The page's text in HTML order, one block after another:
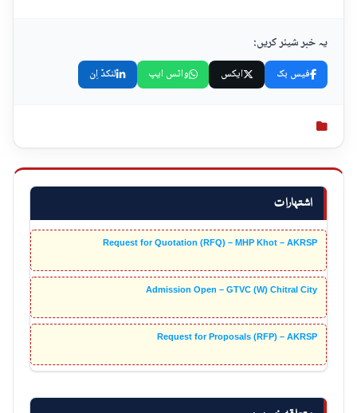
اشتہارات
Request for Quotation (RFQ) – MHP Khot – AKRSP
Admission Open – GTVC (W) Chitral City
Request for Proposals (RFP) – AKRSP
یہ خبر شیئر کریں:
فیس بک ایکس واٹس ایپ لنکڈ اِن